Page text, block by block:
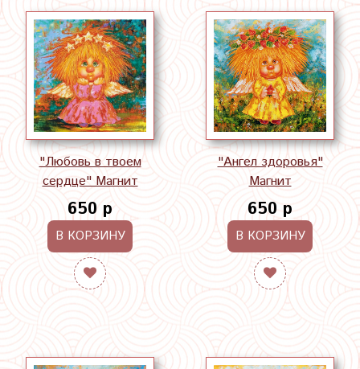
"Любовь в твоем
сердце" Магнит
650 р
В КОРЗИНУ
"Ангел здоровья"
Магнит
650 р
В КОРЗИНУ